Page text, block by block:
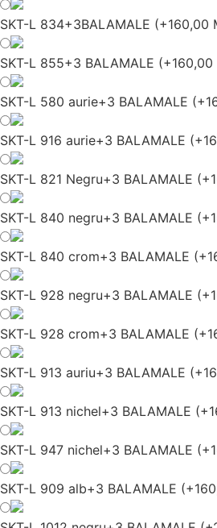
SKT-L 834+3BALAMALE (+160,00
SKT-L 855+3 BALAMALE (+160,00
SKT-L 580 aurie+3 BALAMALE (
SKT-L 916 aurie+3 BALAMALE (
SKT-L 821 Negru+3 BALAMALE (
SKT-L 840 negru+3 BALAMALE (
SKT-L 840 crom+3 BALAMALE (
SKT-L 928 negru+3 BALAMALE (
SKT-L 928 crom+3 BALAMALE (
SKT-L 913 auriu+3 BALAMALE (
SKT-L 913 nichel+3 BALAMALE (
SKT-L 947 nichel+3 BALAMALE (
SKT-L 909 alb+3 BALAMALE (